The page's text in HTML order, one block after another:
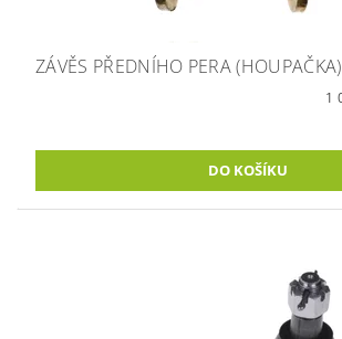
ZÁVĚS PŘEDNÍHO PERA (HOUPAČKA)